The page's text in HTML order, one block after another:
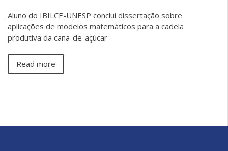
Aluno do IBILCE-UNESP conclui dissertação sobre
aplicações de modelos matemáticos para a cadeia
produtiva da cana-de-açúcar
Read more